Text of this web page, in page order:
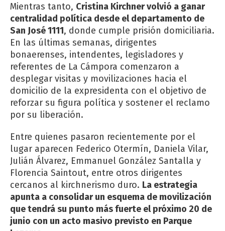
Mientras tanto, Cristina Kirchner volvió a ganar
centralidad política desde el departamento de
San José 1111, donde cumple prisión domiciliaria.
En las últimas semanas, dirigentes
bonaerenses, intendentes, legisladores y
referentes de La Cámpora comenzaron a
desplegar visitas y movilizaciones hacia el
domicilio de la expresidenta con el objetivo de
reforzar su figura política y sostener el reclamo
por su liberación.
Entre quienes pasaron recientemente por el
lugar aparecen Federico Otermín, Daniela Vilar,
Julián Álvarez, Emmanuel González Santalla y
Florencia Saintout, entre otros dirigentes
cercanos al kirchnerismo duro. La estrategia
apunta a consolidar un esquema de movilización
que tendrá su punto más fuerte el próximo 20 de
junio con un acto masivo previsto en Parque